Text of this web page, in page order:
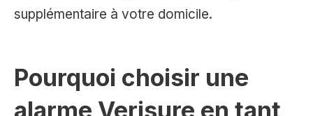
supplémentaire à votre domicile.
Pourquoi choisir une